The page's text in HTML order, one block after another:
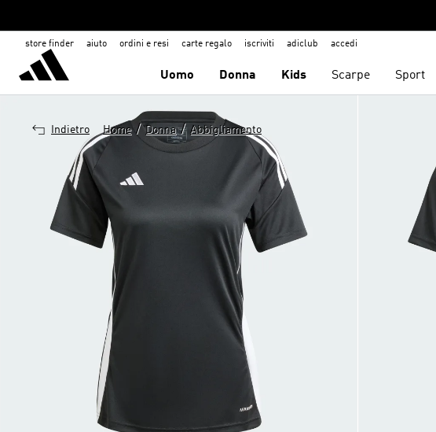
store finder aiuto ordini e resi carte regalo iscriviti adiclub accedi
Uomo Donna Kids Scarpe Sport
Indietro Home / Donna / Abbigliamento